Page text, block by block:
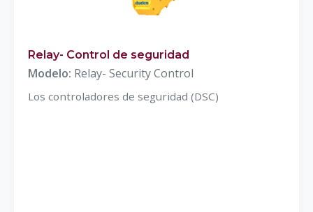
Relay- Control de seguridad
Modelo: Relay- Security Control
Los controladores de seguridad (DSC)